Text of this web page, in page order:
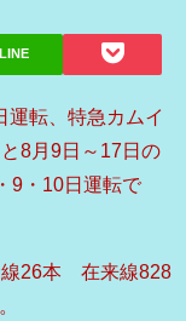
LINE
運転、特急カムイ
8 月 9日～ 17 日の
・ 9 ・ 10日運転で
線26本 在来線828